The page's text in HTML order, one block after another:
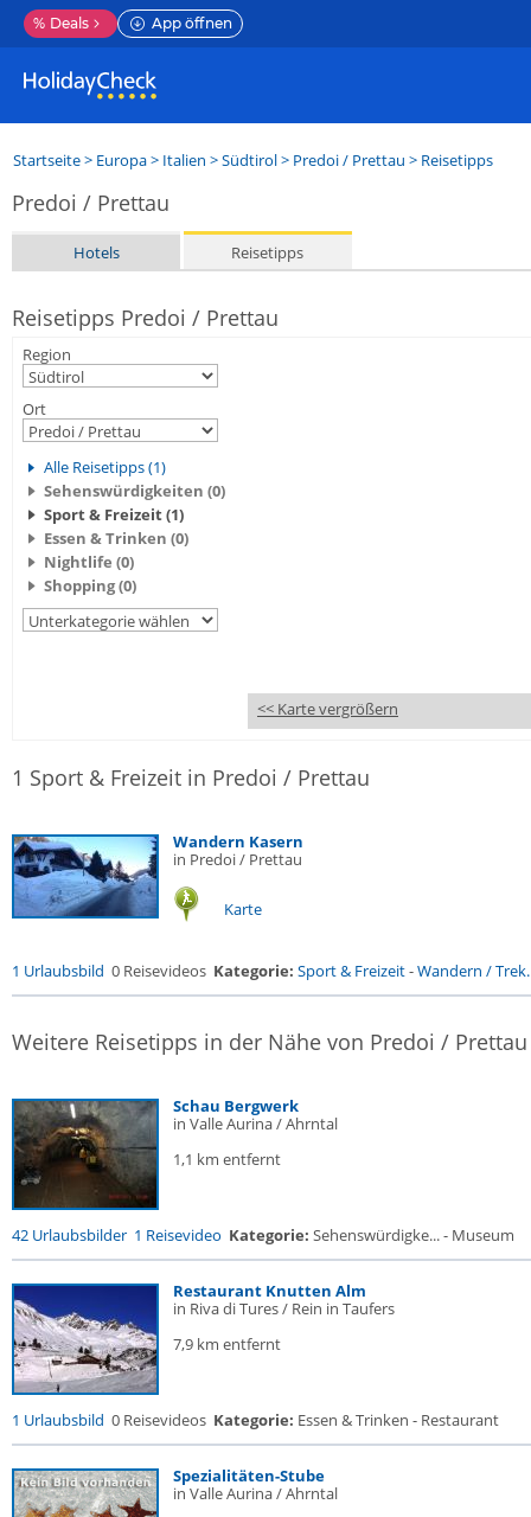
% Deals App öffnen
Startseite> Europa> Italien >Südtirol> Predoi / Prettau > Reisetipps
Predoi / Prettau
Hotels Reisetipps
Reisetipps Predoi / Prettau
Region
Ort
Alle Reisetipps (1)
Sehenswürdigkeiten (0)
Sport & Freizeit (1)
Essen & Trinken (0)
Nightlife (0)
Shopping (0)
<< Karte vergrößern
1 Sport & Freizeit in Predoi / Prettau
Wandern Kasern
in Predoi / Prettau
Karte
1 Urlaubsbild 0 Reisevideos Kategorie: Sport & Freizeit-Wandern /
Weitere Reisetipps in der Nähe von Predoi / Prettau
Schau Bergwerk
in Valle Aurina / Ahrntal
1,1 km entfernt
42 Urlaubsbilder 1 Reisevideo Kategorie: Sehenswürdigke... - Museum
Restaurant Knutten Alm
in Riva di Tures / Rein in Taufers
7,9 km entfernt
1 Urlaubsbild 0 Reisevideos Kategorie: Essen & Trinken - Restaurant
Spezialitäten-Stube
in Valle Aurina / Ahrntal